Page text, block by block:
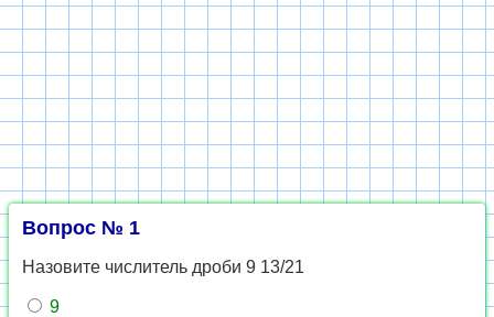
Вопрос № 1
Назовите числитель дроби 9 13/21
9